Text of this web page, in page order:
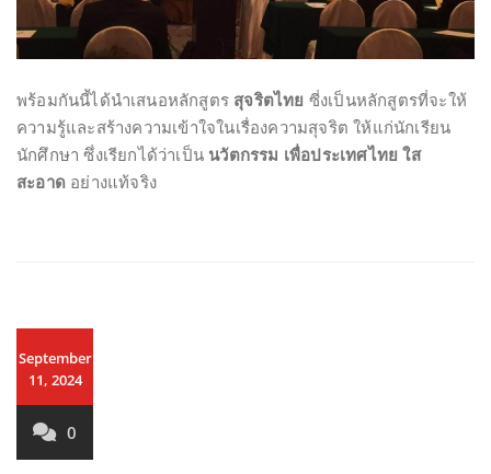
พร้อมกันนี้ได้นำเสนอหลักสูตร สุจริตไทย ซี่งเป็นหลักสูตรที่จะให้
ความรู้และสร้างความเข้าใจในเรื่องความสุจริต ให้แก่นักเรียน
นักศึกษา ซึ่งเรียกได้ว่าเป็น นวัตกรรม เพื่อประเทศไทย ใส
สะอาด อย่างแท้จริง
September
11, 2024
0